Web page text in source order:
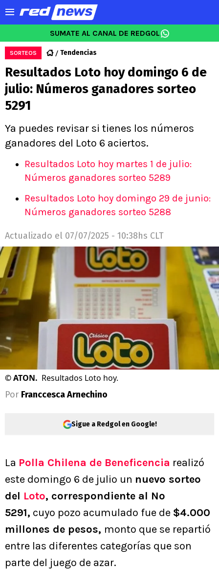
SUMATE AL CANAL DE REDGOL
SORTEOS Tendencias
Resultados Loto hoy domingo 6 de
julio: Números ganadores sorteo
5291
Ya puedes revisar si tienes los números
ganadores del Loto 6 aciertos.
Resultados Loto hoy martes 1 de julio:
Números ganadores sorteo 5289
Resultados Loto hoy domingo 29 de junio:
Números ganadores sorteo 5288
Actualizado el 07/07/2025 - 10:38hs CLT
©ATON. Resultados Loto hoy.
Por Franccesca Arnechino
Sigue a Redgol en Google!
La Polla Chilena de Beneficencia realizó
este domingo 6 de julio un nuevo sorteo
del Loto, correspondiente al Nº
5291, cuyo pozo acumulado fue de $4.000
millones de pesos, monto que se repartió
entre las diferentes categorías que son
parte del juego de azar.